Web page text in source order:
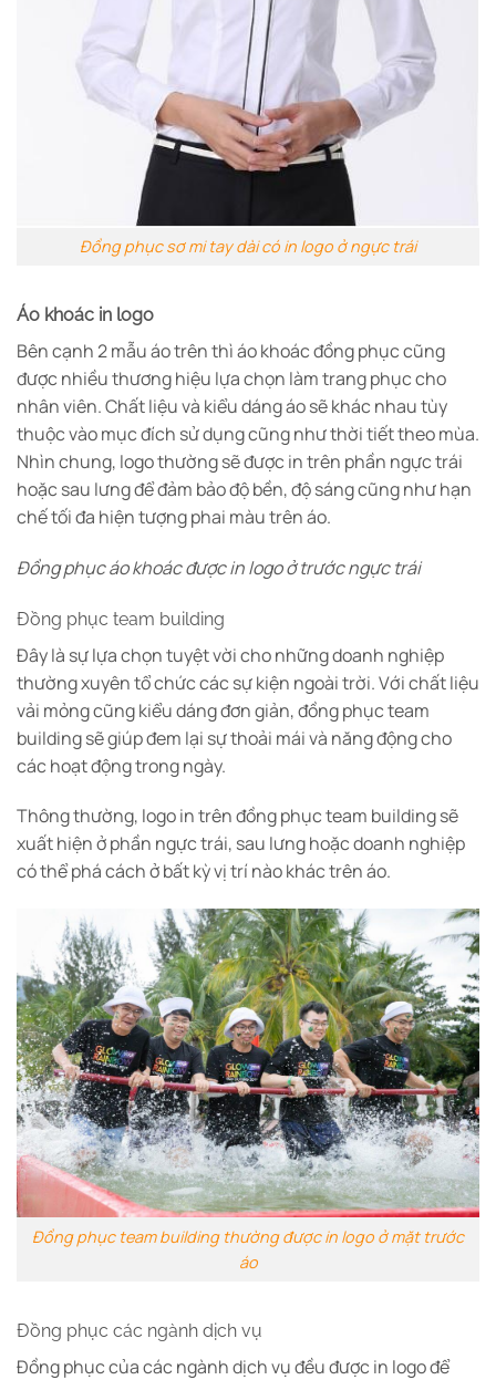
Đồng phục sơ mi tay dài có in logo ở ngực trái
Áo khoác in logo
Bên cạnh 2 mẫu áo trên thì áo khoác đồng phục cũng
được nhiều thương hiệu lựa chọn làm trang phục cho
nhân viên. Chất liệu và kiểu dáng áo sẽ khác nhau tùy
thuộc vào mục đích sử dụng cũng như thời tiết theo mùa.
Nhìn chung, logo thường sẽ được in trên phần ngực trái
hoặc sau lưng để đảm bảo độ bền, độ sáng cũng như hạn
chế tối đa hiện tượng phai màu trên áo.
Đồng phục áo khoác được in logo ở trước ngực trái
Đồng phục team building
Đây là sự lựa chọn tuyệt vời cho những doanh nghiệp
thường xuyên tổ chức các sự kiện ngoài trời. Với chất liệu
vải mỏng cũng kiểu dáng đơn giản, đồng phục team
building sẽ giúp đem lại sự thoải mái và năng động cho
các hoạt động trong ngày.
Thông thường, logo in trên đồng phục team building sẽ
xuất hiện ở phần ngực trái, sau lưng hoặc doanh nghiệp
có thể phá cách ở bất kỳ vị trí nào khác trên áo.
Đồng phục team building thường được in logo ở mặt trước
áo
Đồng phục các ngành dịch vụ
Đồng phục của các ngành dịch vụ đều được in logo để